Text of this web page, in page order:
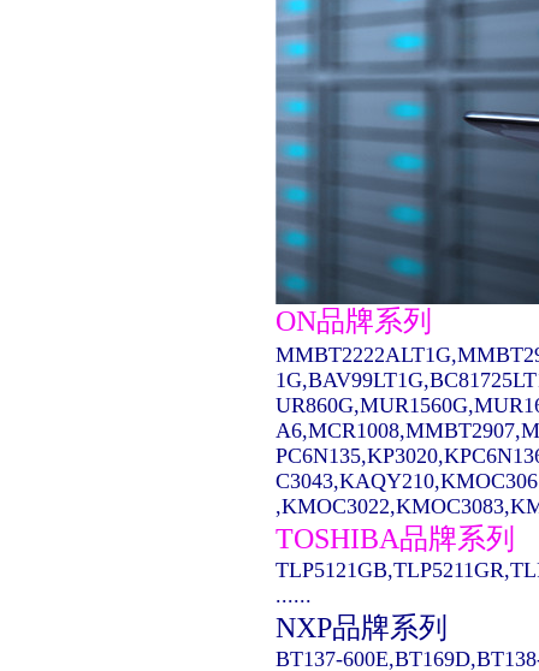
ON品牌系列
TOSHIBA品牌系列
......
NXP品牌系列
BT137-